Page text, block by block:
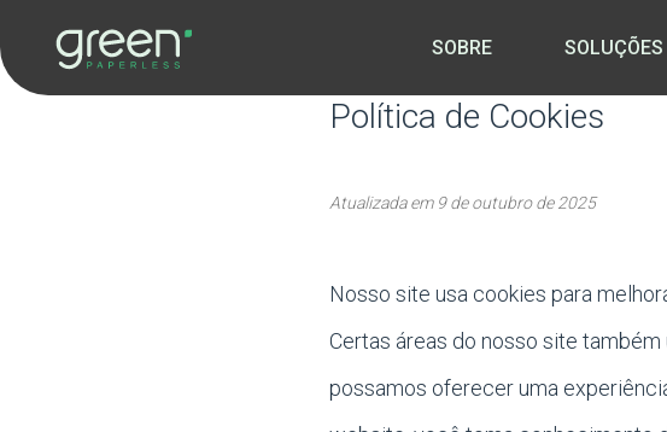
SOBRE SOLUÇÕES
Política de Cookies
Atualizada em 9 de outubro de 2025
Nosso site usa cookies para
Certas áreas do nosso site
possamos oferecer uma